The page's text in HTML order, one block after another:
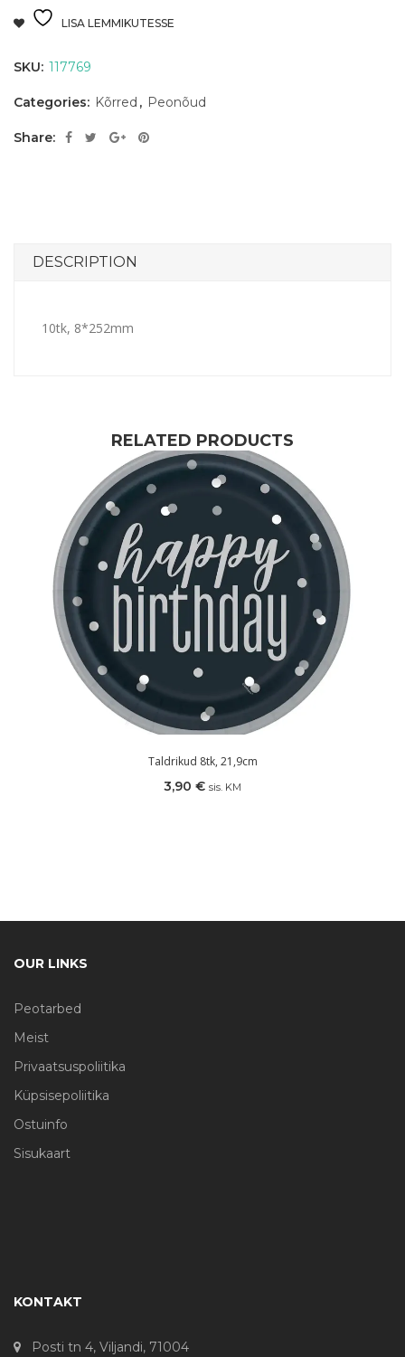
LISA LEMMIKUTESSE
SKU: 117769
Categories: Kõrred , Peonõud
Share:
DESCRIPTION
10tk, 8*252mm
RELATED PRODUCTS
Taldrikud 8tk, 21,9cm
3,90 € sis. KM
OUR LINKS
Peotarbed
Meist
Privaatsuspoliitika
Küpsisepoliitika
Ostuinfo
Sisukaart
KONTAKT
Posti tn 4, Viljandi, 71004